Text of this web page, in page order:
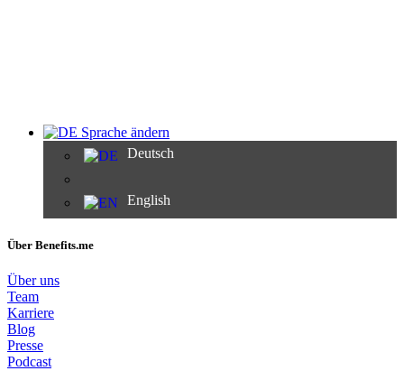
Sprache ändern
Deutsch
English
Über Benefits.me
Über uns
Team
Karriere
Blog
Presse
Podcast